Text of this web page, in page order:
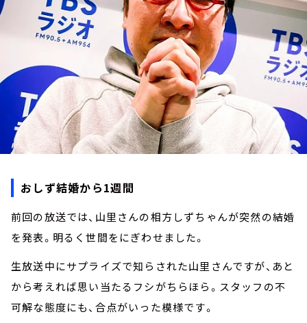
会社情報
おしず結婚から1週間
前回の放送では、山里さんの相方しずちゃんが突然の結婚
を発表。明るく世間をにぎわせました。
生放送中にサプライズで知らされた山里さんですが、あと
から考えれば思い当たるフシがちらほら。スタッフの不
可解な態度にも、合点がいった模様です。